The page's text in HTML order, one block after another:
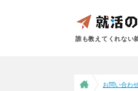
誰も教えてくれない
お問い合わ